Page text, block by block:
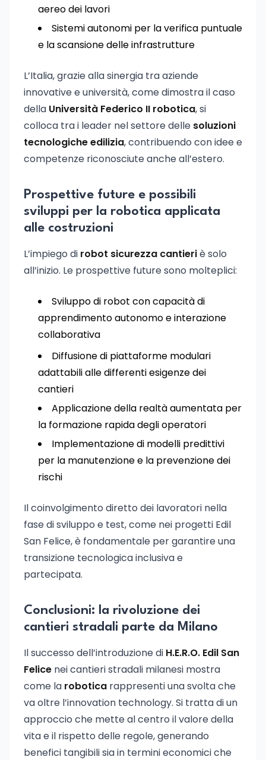
aereo dei lavori
Sistemi autonomi per la verifica puntuale
e la scansione delle infrastrutture
L’Italia, grazie alla sinergia tra aziende
innovative e università, come dimostra il caso
della Università Federico II robotica, si
colloca tra i leader nel settore delle soluzioni
tecnologiche edilizia, contribuendo con idee e
competenze riconosciute anche all’estero.
Prospettive future e possibili
sviluppi per la robotica applicata
alle costruzioni
L’impiego di robot sicurezza cantieriè solo
all’inizio. Le prospettive future sono molteplici:
Sviluppo di robot con capacità di
apprendimento autonomo e interazione
collaborativa
Diffusione di piattaforme modulari
adattabili alle differenti esigenze dei
cantieri
Applicazione della realtà aumentata per
la formazione rapida degli operatori
Implementazione di modelli predittivi
per la manutenzione e la prevenzione dei
rischi
Il coinvolgimento diretto dei lavoratori nella
fase di sviluppo e test, come nei progetti Edil
San Felice, è fondamentale per garantire una
transizione tecnologica inclusiva e
partecipata.
Conclusioni: la rivoluzione dei
cantieri stradali parte da Milano
Il successo dell’introduzione di H.E.R.O. Edil San
Felice nei cantieri stradali milanesi mostra
come la robotica rappresenti una svolta che
va oltre l’innovation technology. Si tratta di un
approccio che mette al centro il valore della
vita e il rispetto delle regole, generando
benefici tangibili sia in termini economici che